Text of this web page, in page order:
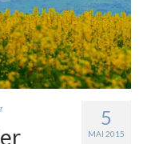
5
MAI 2015